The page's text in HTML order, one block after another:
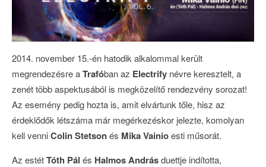
2014. november 15.-én hatodik alkalommal került
megrendezésre aTrafóban az Electrify névre keresztelt, a
zenét több aspektusából is megközelítő rendezvény sorozat!
Az esemény pedig hozta is, amit elvártunk tőle, hisz az
érdeklődők létszáma már megérkezéskor jelezte, komolyan
kell venniColin Stetsonés Mika Vainioesti műsorát.
Az estétTóth Pál és Halmos Andrásduettje indította,